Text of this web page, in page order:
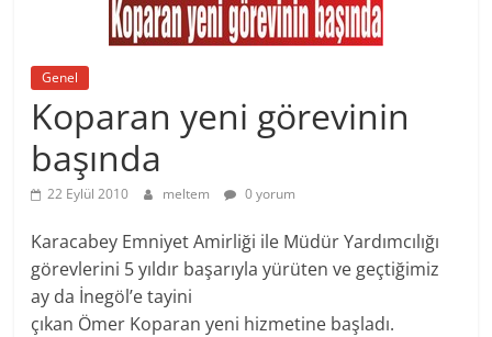
Genel
Koparan yeni görevinin
başında
22 Eylül 2010 meltem 0 yorum
Karacabey Emniyet Amirliği ile Müdür Yardımcılığı
görevlerini 5 yıldır başarıyla yürüten ve geçtiğimiz
ay da İnegöl’e tayini
çıkan Ömer Koparan yeni hizmetine başladı.